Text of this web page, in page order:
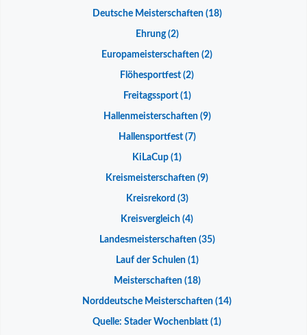
Deutsche Meisterschaften(18)
Ehrung(2)
Europameisterschaften (2)
Flöhesportfest (2)
Freitagssport(1)
Hallenmeisterschaften(9)
Hallensportfest(7)
KiLaCup (1)
Kreismeisterschaften (9)
Kreisrekord (3)
Kreisvergleich (4)
Landesmeisterschaften(35)
Lauf der Schulen(1)
Meisterschaften(18)
Norddeutsche Meisterschaften (14)
Quelle: Stader Wochenblatt (1)